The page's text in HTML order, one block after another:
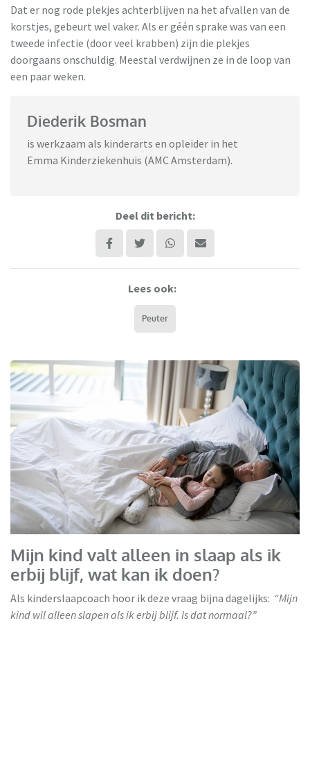
Dat er nog rode plekjes achterblijven na het afvallen van de
korstjes, gebeurt wel vaker. Als er géén sprake was van een
tweede infectie (door veel krabben) zijn die plekjes
doorgaans onschuldig. Meestal verdwijnen ze in de loop van
een paar weken.
Diederik Bosman
is werkzaam als kinderarts en opleider in het
Emma Kinderziekenhuis (AMC Amsterdam).
Deel dit bericht:
Lees ook:
Peuter
Mijn kind valt alleen in slaap als ik
erbij blijf, wat kan ik doen?
Als kinderslaapcoach hoor ik deze vraag bijna dagelijks: “Mijn
kind wil alleen slapen als ik erbij blijf. Is dat normaal?”